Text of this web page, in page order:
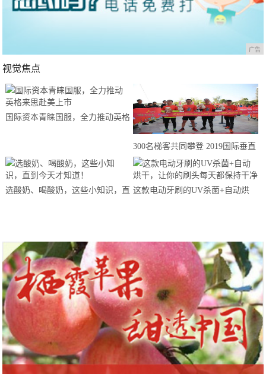
广告
视觉焦点
国际资本青睐国服，全力推动英格
300名梯客共同攀登 2019国际垂直
马拉松超级精英赛顺德海骏达中心
站欢乐开跑
选酸奶、喝酸奶，这些小知识，直 这款电动牙刷的UV杀菌+自动烘